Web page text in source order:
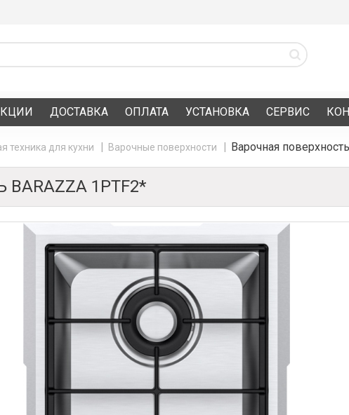
ДОСТАВКА ОПЛАТА УСТАНОВКА СЕРВИС
техника для кухни Варочные поверхности Варочная
1PTF2*